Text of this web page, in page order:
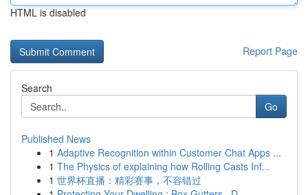
HTML is disabled
Report Page
Search
Go
Published News
1 Adaptive Recognition within Customer Chat Apps ...
1 The Physics of explaining how Rolling Casts Inf...
1 世界杯直播：精彩赛事，不容错过